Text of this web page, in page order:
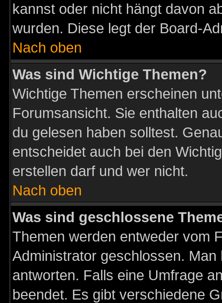
kannst oder nicht hängt davon
wurden. Diese legt der Board-
Nach oben
Was sind Wichtige Themen?
Wichtige Themen erscheinen
Forumsansicht. Sie enthalten
du gelesen haben solltest.
entscheidet auch bei den
erstellen darf und wer nicht.
Nach oben
Was sind geschlossene
Themen werden entweder vom
Administrator geschlossen.
antworten. Falls eine Umfrage
beendet. Es gibt verschiedene